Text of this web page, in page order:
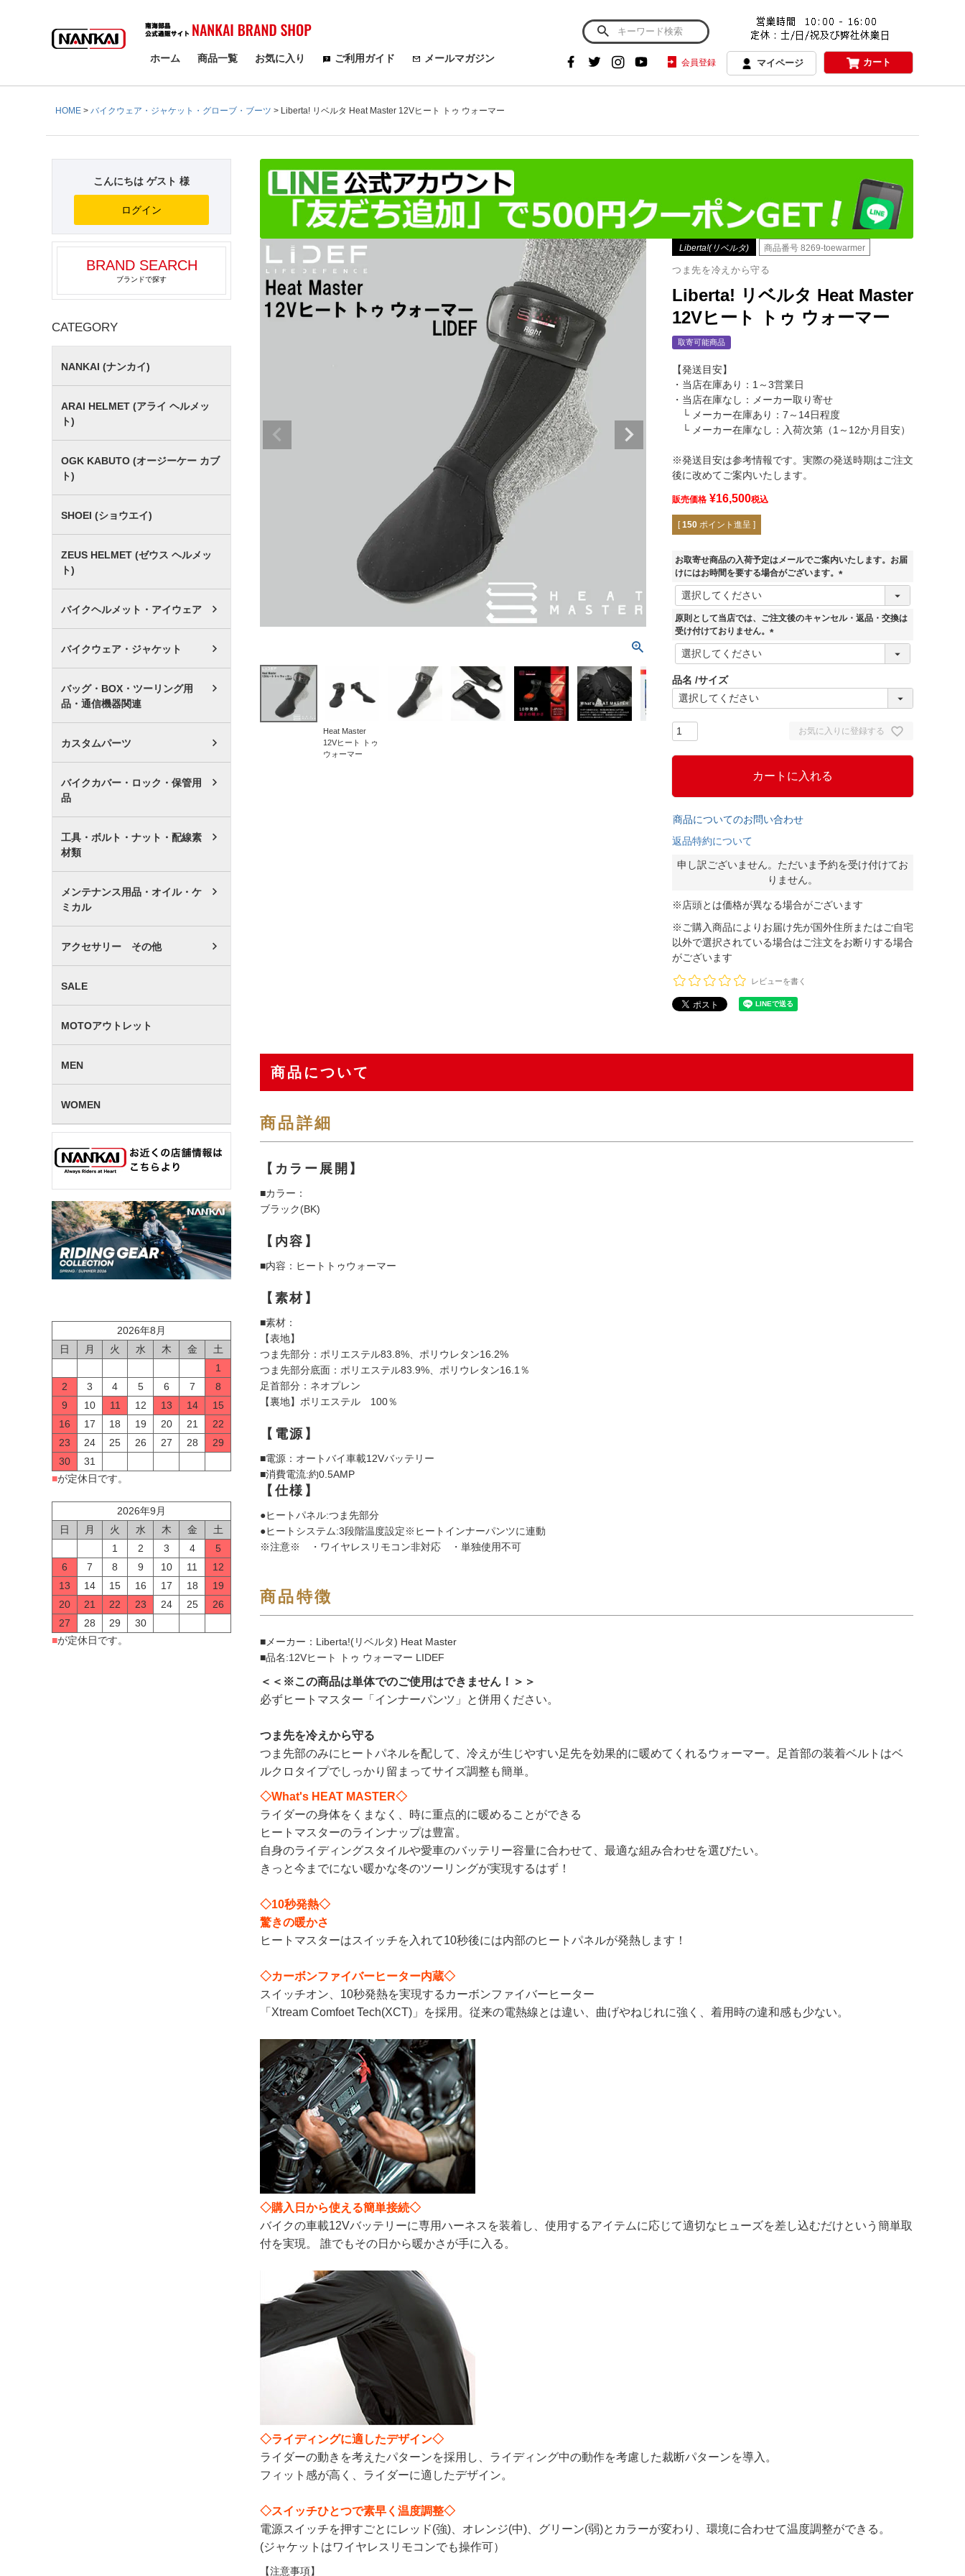
検索
ホーム 商品一覧 お気に入り ご利用ガイド メールマガジン 会員登録 マイページ カート
HOME バイクウェア・ジャケット・グローブ・ブーツ Liberta! リベルタ Heat Master 12Vヒート トゥ ウォーマー
こんにちは ゲスト 様
ログイン
BRAND SEARCH
ブランドで探す
CATEGORY
NANKAI (ナンカイ)
ARAI HELMET (アライ ヘルメッ
ト)
OGK KABUTO (オージーケー カブ
ト)
SHOEI (ショウエイ)
ZEUS HELMET (ゼウス ヘルメッ
ト)
バイクヘルメット・アイウェア
バイクウェア・ジャケット
バッグ・BOX・ツーリング用
品・通信機器関連
カスタムパーツ
バイクカバー・ロック・保管用
品
工具・ボルト・ナット・配線素
材類
メンテナンス用品・オイル・ケ
ミカル
アクセサリー その他
SALE
MOTOアウトレット
MEN
WOMEN
2026年8月
日
月 火 水 木 金
土
1
2
3 4 5 6 7
8
9
10 11 12 13 14
15
16
17 18 19 20 21
22
23
24 25 26 27 28
29
30
31
■が定休日です。
2026年9月
日
月 火 水 木 金
土
1
2 3 4
5
6
7 8 9 10 11
12
13
14 15 16 17 18
19
20
21 22 23 24 25
26
27
28 29
30
■が定休日です。
Heat Master 12Vヒート トゥ ウォーマー
Heat Master
12Vヒート トゥ
ウォーマー
Liberta!(リベルタ) 商品番号 8269-toewarmer
つま先を冷えから守る
Liberta! リベルタ Heat Master
12Vヒート トゥ ウォーマー
取寄可能商品
【発送目安】
・当店在庫あり：1～3営業日
・当店在庫なし：メーカー取り寄せ
└ メーカー在庫あり：7～14日程度
└ メーカー在庫なし：入荷次第（1～12か月目安）
※発送目安は参考情報です。実際の発送時期はご注文
後に改めてご案内いたします。
販売価格 ¥16,500税込
[ 150 ポイント進呈 ]
お取寄せ商品の入荷予定はメールでご案内いたします。お届
けにはお時間を要する場合がございます。
(
須
原則として当店では、ご注文後のキャンセル・返品・交換は
受け付けておりません。
(
)
品名 サイズ
お気に入りに登録する
カートに入れる
商品についてのお問い合わせ
返品特約について
申し訳ございません。ただいま予約を受け付けてお
りません。
※店頭とは価格が異なる場合がございます
※ご購入商品によりお届け先が国外住所またはご自宅
以外で選択されている場合はご注文をお断りする場合
がございます
レビューを書く
商品について
商品詳細
【カラー展開】
■カラー：
ブラック(BK)
【内容】
■内容：ヒートトゥウォーマー
【素材】
■素材：
【表地】
つま先部分：ポリエステル83.8%、ポリウレタン16.2%
つま先部分底面：ポリエステル83.9%、ポリウレタン16.1％
足首部分：ネオプレン
【裏地】ポリエステル 100％
【電源】
■電源：オートバイ車載12Vバッテリー
■消費電流:約0.5AMP
【仕様】
●ヒートパネル:つま先部分
●ヒートシステム:3段階温度設定※ヒートインナーパンツに連動
※注意※ ・ワイヤレスリモコン非対応 ・単独使用不可
商品特徴
■メーカー：Liberta!(リベルタ) Heat Master
■品名:12Vヒート トゥ ウォーマー LIDEF
＜＜※この商品は単体でのご使用はできません！＞＞
必ずヒートマスター「インナーパンツ」と併用ください。
つま先を冷えから守る
つま先部のみにヒートパネルを配して、冷えが生じやすい足先を効果的に暖めてくれるウォーマー。足首部の装着ベルトはベ
ルクロタイプでしっかり留まってサイズ調整も簡単。
◇What's HEAT MASTER◇
ライダーの身体をくまなく、時に重点的に暖めることができる
ヒートマスターのラインナップは豊富。
自身のライディングスタイルや愛車のバッテリー容量に合わせて、最適な組み合わせを選びたい。
きっと今までにない暖かな冬のツーリングが実現するはず！
◇10秒発熱◇
驚きの暖かさ
ヒートマスターはスイッチを入れて10秒後には内部のヒートパネルが発熱します！
◇カーボンファイバーヒーター内蔵◇
スイッチオン、10秒発熱を実現するカーボンファイバーヒーター
「Xtream Comfoet Tech(XCT)」を採用。従来の電熱線とは違い、曲げやねじれに強く、着用時の違和感も少ない。
◇購入日から使える簡単接続◇
バイクの車載12Vバッテリーに専用ハーネスを装着し、使用するアイテムに応じて適切なヒューズを差し込むだけという簡単取
付を実現。 誰でもその日から暖かさが手に入る。
◇ライディングに適したデザイン◇
ライダーの動きを考えたパターンを採用し、ライディング中の動作を考慮した裁断パターンを導入。
フィット感が高く、ライダーに適したデザイン。
◇スイッチひとつで素早く温度調整◇
電源スイッチを押すごとにレッド(強)、オレンジ(中)、グリーン(弱)とカラーが変わり、環境に合わせて温度調整ができる。
(ジャケットはワイヤレスリモコンでも操作可）
【注意事項】